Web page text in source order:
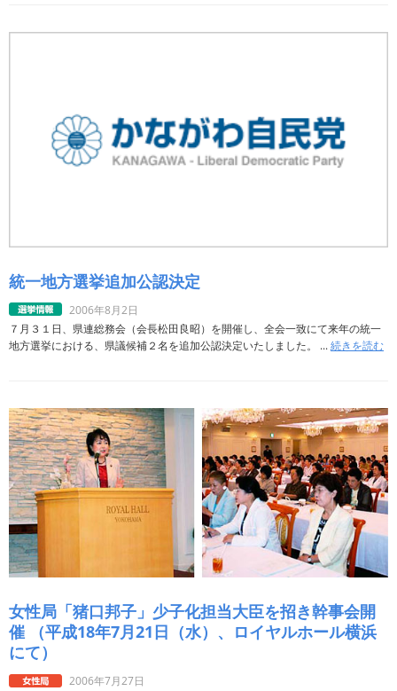
統一地方選挙追加公認決定
2006年8月2日
７月３１日、県連総務会（会長松田良昭）を開催し、全会一致にて来年の統一
地方選挙における、県議候補２名を追加公認決定いたしました。 ...続きを読む
女性局「猪口邦子」少子化担当大臣を招き幹事会開
催 （平成18年7月21日（水）、ロイヤルホール横浜
にて）
2006年7月27日